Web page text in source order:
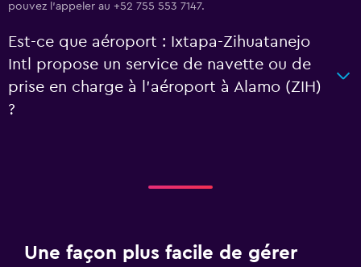
pouvez l’appeler au +52 755 553 7147.
Est-ce que aéroport : Ixtapa-Zihuatanejo
Intl propose un service de navette ou de
prise en charge à l’aéroport à Alamo (ZIH)
?
Une façon plus facile de gérer